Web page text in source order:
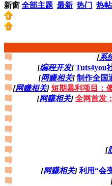
新窗 全部主题 最新 热门 热帖
[系
[编程开发] Tuts4you
[网赚相关] 制作全国
[网赚相关] 短期暴利项目：
[网赚相关] 全网首发
[
[网赚相关] 利用“会